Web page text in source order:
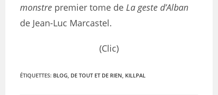
monstre premier tome deLa geste d’Alban
de Jean-Luc Marcastel.
(Clic)
ÉTIQUETTES: BLOG, DE TOUT ET DE RIEN, KILLPAL